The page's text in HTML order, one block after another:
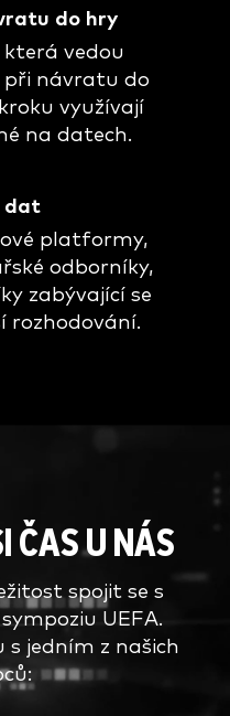
do hry
která vedou
při návratu do
využívají
na datech.
dat
platformy,
odborníky,
zabývající se
rozhodování.
ČAS U NÁS
spojit se s
UEFA.
s jedním z našich